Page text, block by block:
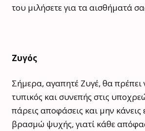
του μιλήσετε για τα αισθήματά
Ζυγός
Σήμερα, αγαπητέ Ζυγέ, θα πρέπει
τυπικός και συνεπής στις
πάρεις αποφάσεις και μην κάνεις
βρασμώ ψυχής, γιατί κάθε